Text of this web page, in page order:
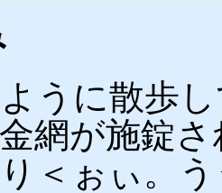
うに散歩
網が施錠
＜ぉぃ。